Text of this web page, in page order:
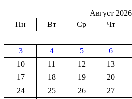
Август 2026
Пн
Вт Ср Чт
3
4 5 6
10
11 12 13
17
18 19 20
24
25 26 27